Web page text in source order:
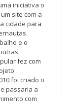
iniciativa o
site com a
cidade para
e o
fez com
foi criado o
passaria a
com